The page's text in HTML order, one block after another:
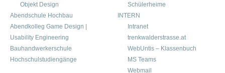
Objekt Design
Abendschule Hochbau
Abendkolleg Game Design |
Usability Engineering
Bauhandwerkerschule
Hochschulstudiengänge
Schülerheime
INTERN
Intranet
trenkwalderstrasse.at
WebUntis – Klassenbuch
MS Teams
Webmail